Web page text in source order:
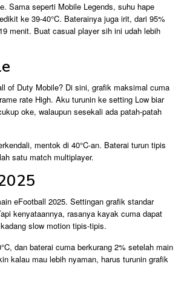
Sama seperti Mobile Legends, suhu hape
ke 39-40°C. Baterainya juga irit, dari 95%
menit. Buat casual player sih ini udah lebih
of Duty Mobile? Di sini, grafik maksimal cuma
rate High. Aku turunin ke setting Low biar
oke, walaupun sesekali ada patah-patah
mentok di 40°C-an. Baterai turun tipis
satu match multiplayer.
eFootball 2025. Settingan grafik standar
kenyataannya, rasanya kayak cuma dapat
slow motion tipis-tipis.
dan baterai cuma berkurang 2% setelah main
kalau mau lebih nyaman, harus turunin grafik